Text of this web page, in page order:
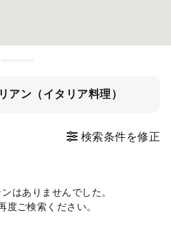
アン（イタリア料理）
検索条件を修正
はありませんでした。
度ご検索ください。